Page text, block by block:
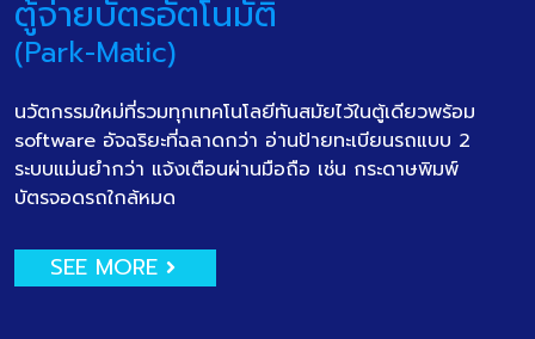
ตู้จ่ายบัตรอัตโนมัติ
(Park-Matic)
นวัตกรรมใหม่ที่รวมทุกเทคโนโลยีทันสมัยไว้ในตู้เดียวพร้อม
software อัจฉริยะที่ฉลาดกว่า อ่านป้ายทะเบียนรถแบบ 2
ระบบแม่นยำกว่า แจ้งเตือนผ่านมือถือ เช่น กระดาษพิมพ์
บัตรจอดรถใกล้หมด
SEE MORE